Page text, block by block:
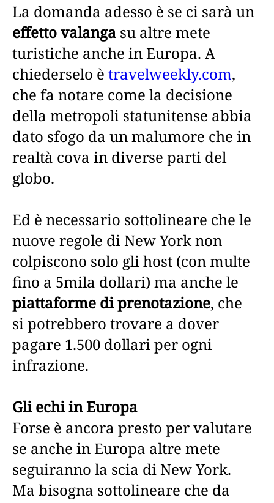
La domanda adesso è se ci sarà un
effetto valanga su altre mete
turistiche anche in Europa. A
chiederselo è travelweekly.com,
che fa notare come la decisione
della metropoli statunitense abbia
dato sfogo da un malumore che in
realtà cova in diverse parti del
globo.
Ed è necessario sottolineare che le
nuove regole di New York non
colpiscono solo gli host (con multe
fino a 5mila dollari) ma anche le
piattaforme di prenotazione, che
si potrebbero trovare a dover
pagare 1.500 dollari per ogni
infrazione.
Gli echi in Europa
Forse è ancora presto per valutare
se anche in Europa altre mete
seguiranno la scia di New York.
Ma bisogna sottolineare che da